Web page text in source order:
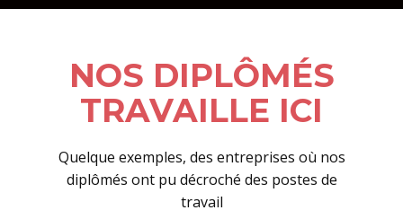
NOS DIPLÔMÉS
TRAVAILLE ICI
Quelque exemples, des entreprises où nos
diplômés ont pu décroché des postes de
travail